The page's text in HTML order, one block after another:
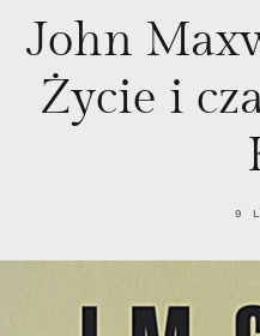
John
Życie i
9